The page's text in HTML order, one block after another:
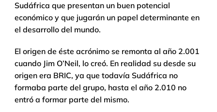
Sudáfrica que presentan un buen potencial
económico y que jugarán un papel determinante en
el desarrollo del mundo.
El origen de éste acrónimo se remonta al año 2.001
cuando Jim O’Neil, lo creó. En realidad su desde su
origen era BRIC, ya que todavía Sudáfrica no
formaba parte del grupo, hasta el año 2.010 no
entró a formar parte del mismo.